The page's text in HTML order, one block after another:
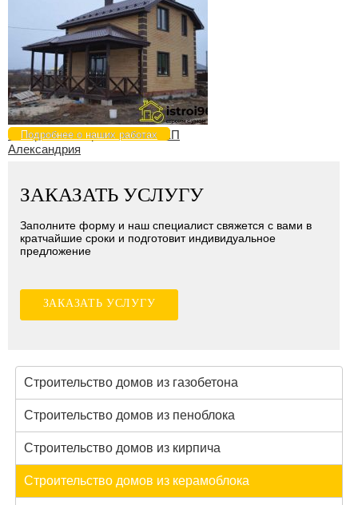
Строительство домов из газобетона
Строительство домов из пеноблока
Строительство домов из кирпича
Строительство домов из керамоблока
Завершение строительства КП
Александрия
Подробнее о наших работах
ЗАКАЗАТЬ УСЛУГУ
Заполните форму и наш специалист свяжется с вами в
кратчайшие сроки и подготовит индивидуальное
предложение
ЗАКАЗАТЬ УСЛУГУ